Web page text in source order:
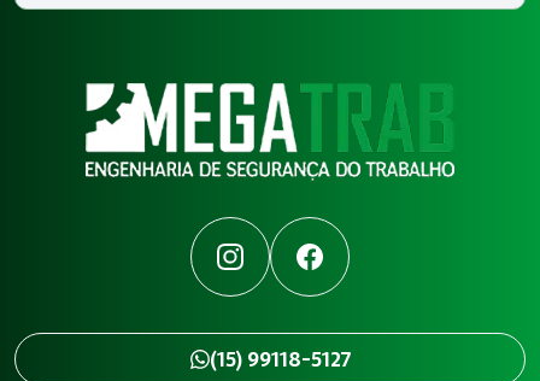
InstagramFacebook
(15) 99118-5127